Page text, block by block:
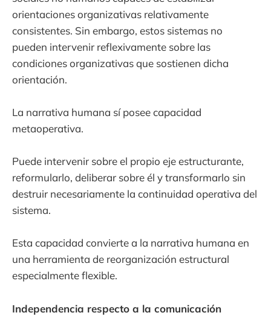
orientaciones organizativas relativamente
consistentes. Sin embargo, estos sistemas no
pueden intervenir reflexivamente sobre las
condiciones organizativas que sostienen dicha
orientación.
La narrativa humana sí posee capacidad
metaoperativa.
Puede intervenir sobre el propio eje estructurante,
reformularlo, deliberar sobre él y transformarlo sin
destruir necesariamente la continuidad operativa del
sistema.
Esta capacidad convierte a la narrativa humana en
una herramienta de reorganización estructural
especialmente flexible.
Independencia respecto a la comunicación